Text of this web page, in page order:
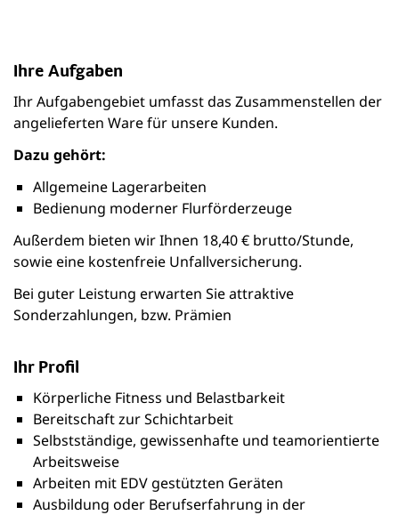
Ihre Aufgaben
Ihr Aufgabengebiet umfasst das Zusammenstellen der
angelieferten Ware für unsere Kunden.
Dazu gehört:
Allgemeine Lagerarbeiten
Bedienung moderner Flurförderzeuge
Außerdem bieten wir Ihnen 18,40 € brutto/Stunde,
sowie eine kostenfreie Unfallversicherung.
Bei guter Leistung erwarten Sie attraktive
Sonderzahlungen, bzw. Prämien
Ihr Profil
Körperliche Fitness und Belastbarkeit
Bereitschaft zur Schichtarbeit
Selbstständige, gewissenhafte und teamorientierte
Arbeitsweise
Arbeiten mit EDV gestützten Geräten
Ausbildung oder Berufserfahrung in der